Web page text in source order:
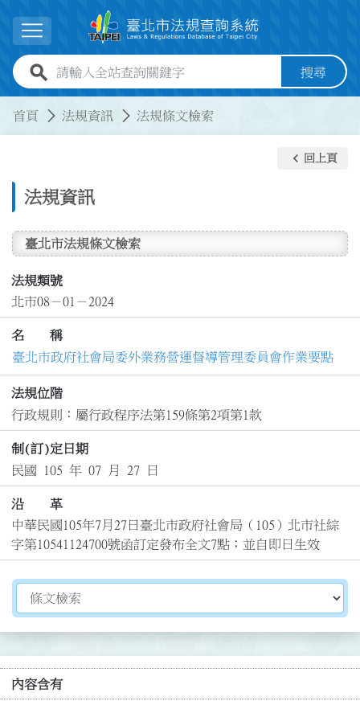
展開選單
全站查詢關鍵字欄位 搜尋
首頁 法規資訊 法規條文檢索
法規資訊
keyboard_arrow_left 回上頁
臺北市法規條文檢索
法規類號
北市08－01－2024
名 稱
臺北市政府社會局委外業務營運督導管理委員會作業要點
法規位階
行政規則：屬行政程序法第159條第2項第1款
制(訂)定日期
民國 105 年 07 月 27 日
沿 革
中華民國105年7月27日臺北市政府社會局（105）北市社綜
字第10541124700號函訂定發布全文7點；並自即日生效
切換選擇法規資訊內容
內容含有